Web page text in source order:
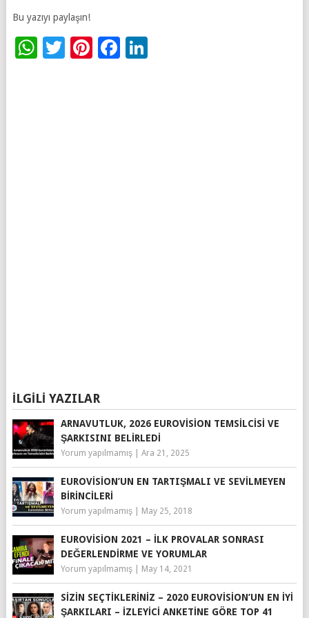
Bu yazıyı paylaşın!
WhatsApp
Twitter
Pinterest
Facebook
LinkedIn
İLGILI YAZILAR
ARNAVUTLUK, 2026 EUROVISION TEMSILCISI VE
ŞARKISINI BELIRLEDI
Yorum yapılmamış| Ara 21, 2025
EUROVISION’UN EN TARTIŞMALI VE SEVILMEYEN
BIRINCILERI
Yorum yapılmamış| May 25, 2018
EUROVISION 2021 – İLK PROVALAR SONRASI
DEĞERLENDIRME VE YORUMLAR
Yorum yapılmamış| May 14, 2021
SIZIN SEÇTIKLERINIZ – 2020 EUROVISION’UN EN İYI
ŞARKILARI – İZLEYICI ANKETINE GÖRE TOP 41